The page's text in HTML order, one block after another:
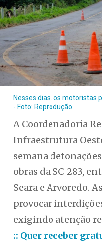
Nesses dias, os motoristas
- Foto: Reprodução
A Coordenadoria
Infraestrutura
semana
obras da SC-283,
Seara e Arvoredo.
provocar
exigindo atenção
:: Quer receber